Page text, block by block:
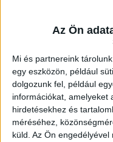
Az Ön
Mi és partnereink
egy eszközön, például
dolgozunk fel, például
információkat, amelyeket
hirdetésekhez és
méréséhez,
küld. Az Ön engedélyével